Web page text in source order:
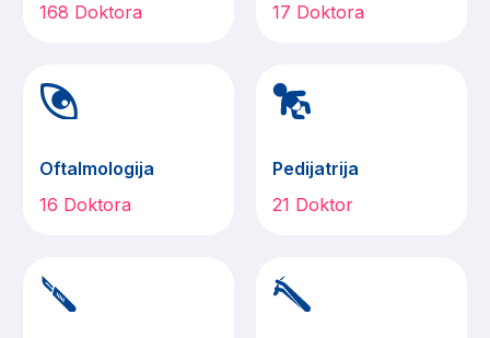
168 Doktora
17 Doktora
Oftalmologija
16 Doktora
Pedijatrija
21 Doktor